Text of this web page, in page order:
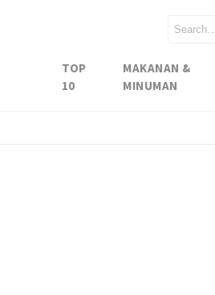
TOP
10
MAKANAN &
MINUMAN